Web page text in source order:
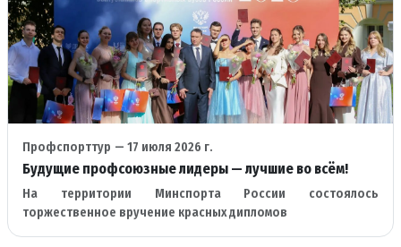
Профспорттур — 17 июля 2026 г.
Будущие профсоюзные лидеры — лучшие во всём!
На территории Минспорта России состоялось
торжественное вручение красных дипломов